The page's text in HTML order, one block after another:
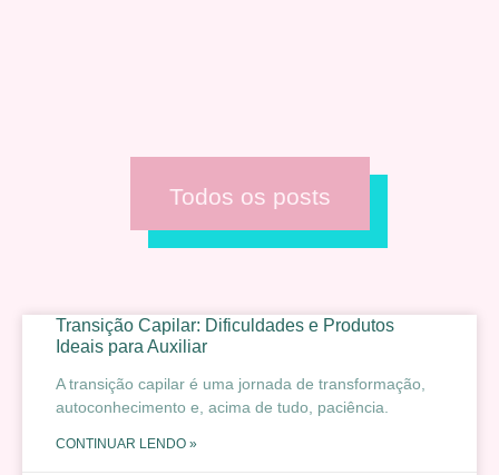
Todos os posts
Transição Capilar: Dificuldades e Produtos
Ideais para Auxiliar
A transição capilar é uma jornada de transformação,
autoconhecimento e, acima de tudo, paciência.
CONTINUAR LENDO »